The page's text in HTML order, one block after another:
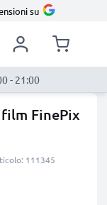
su
- 21:00
FinePix
111345